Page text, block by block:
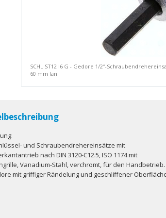
SCHL ST12 I6 G - Gedore 1/2″-
60 mm lan
und Schraubendrehereinsätze mit
nach DIN 3120-C12.5, ISO 1174 mit
Vanadium-Stahl, verchromt, für den Handbetrieb.
mit griffiger Rändelung und geschliffener